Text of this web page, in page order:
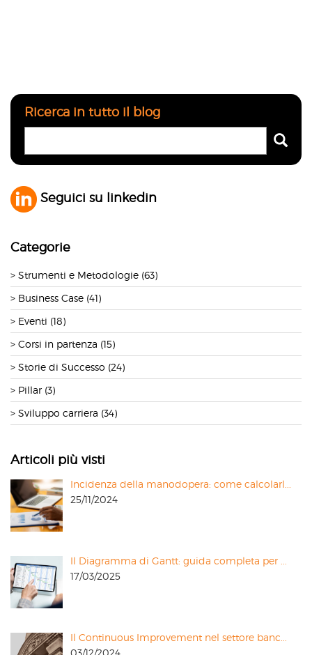
Ricerca in tutto il blog
Seguici su linkedin
Categorie
Strumenti e Metodologie (63)
Business Case (41)
Eventi (18)
Corsi in partenza (15)
Storie di Successo (24)
Pillar (3)
Sviluppo carriera (34)
Articoli più visti
Incidenza della manodopera: come calcolarl...
25/11/2024
Il Diagramma di Gantt: guida completa per ...
17/03/2025
Il Continuous Improvement nel settore banc...
03/12/2024